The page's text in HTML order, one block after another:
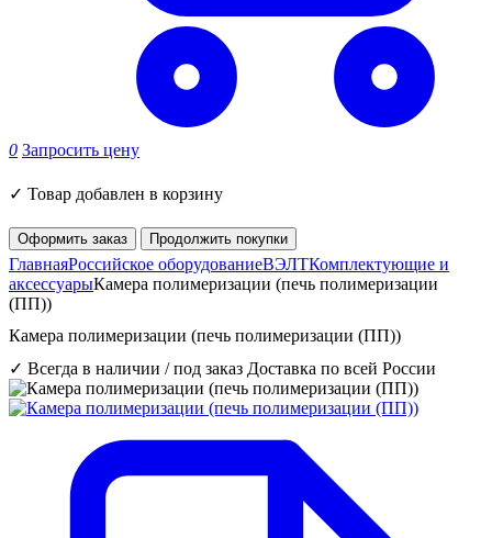
0 Запросить цену
✓ Товар добавлен в корзину
Оформить заказ Продолжить покупки
ГлавнаяРоссийское оборудованиеВЭЛТКомплектующие и
аксессуарыКамера полимеризации (печь полимеризации
(ПП))
Камера полимеризации (печь полимеризации (ПП))
✓ Всегда в наличии / под заказ Доставка по всей России